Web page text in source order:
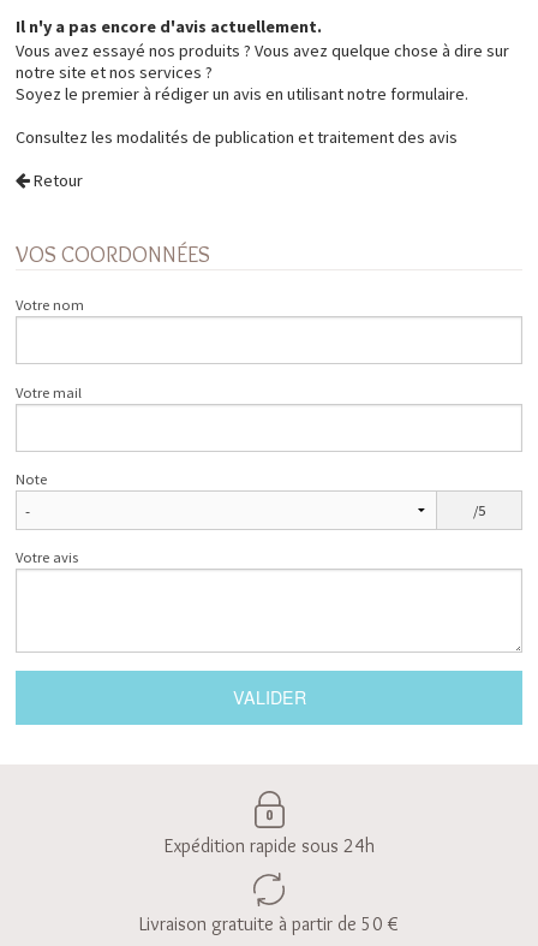
Il n'y a pas encore d'avis actuellement.
Vous avez essayé nos produits ? Vous avez quelque chose à dire sur
notre site et nos services ?
Soyez le premier à rédiger un avis en utilisant notre formulaire.
Consultez lesmodalités de publication et traitement des avis
Retour
VOS COORDONNÉES
Votre nom
Votre mail
Note
/5
Votre avis
Expédition rapide sous 24h
Livraison gratuite à partir de 50 €